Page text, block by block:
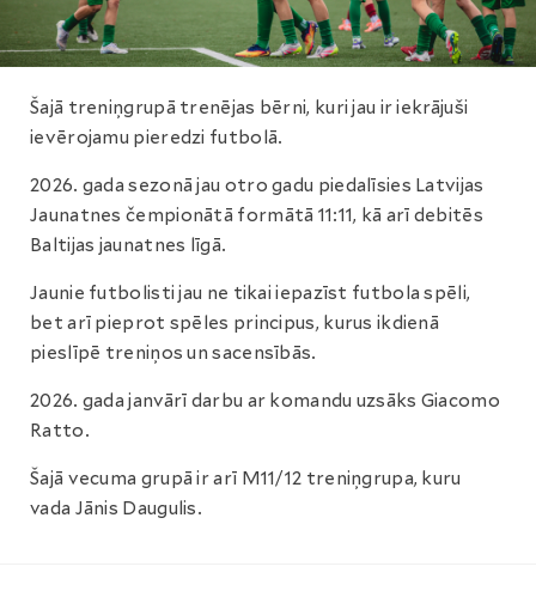
Šajā treniņgrupā trenējas bērni, kuri jau ir iekrājuši
ievērojamu pieredzi futbolā.
2026. gada sezonā jau otro gadu piedalīsies Latvijas
Jaunatnes čempionātā formātā 11:11, kā arī debitēs
Baltijas jaunatnes līgā.
Jaunie futbolisti jau ne tikai iepazīst futbola spēli,
bet arī pieprot spēles principus, kurus ikdienā
pieslīpē treniņos un sacensībās.
2026. gada janvārī darbu ar komandu uzsāks Giacomo
Ratto.
Šajā vecuma grupā ir arī M11/12 treniņgrupa, kuru
vada Jānis Daugulis.